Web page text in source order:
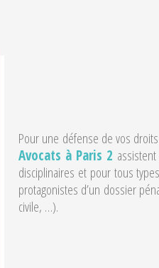
Pour une défense de vos
Avocats à Paris 2
disciplinaires et pour tous
protagonistes d’un dossier
civile, …).